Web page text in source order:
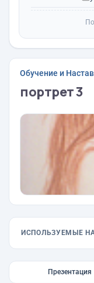
Обучение и
портрет 3
ИСПОЛЬЗУЕМЫЕ
Презентация